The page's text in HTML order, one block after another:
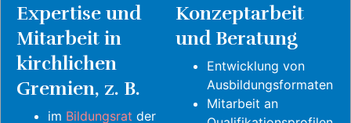
Expertise und
Mitarbeit in
kirchlichen
Gremien, z. B.
im Bildungsrat der
Konzeptarbeit
und Beratung
Entwicklung von
Ausbildungsformaten
Mitarbeit an